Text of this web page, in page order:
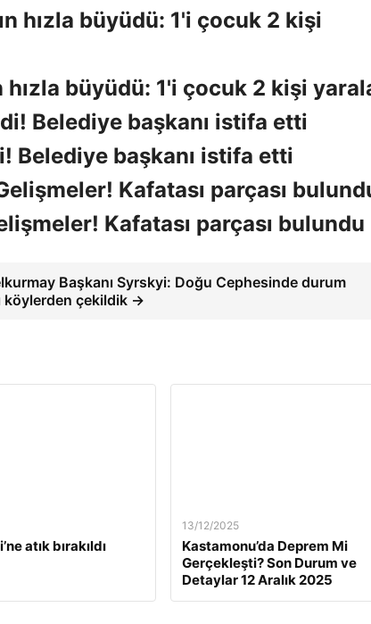
büyüdü: 1'i çocuk 2 kişi
Belediye başkanı istifa etti
Kafatası parçası bulundu
Başkanı Syrskyi: Doğu Cephesinde durum
köylerden çekildik →
atık bırakıldı
13/12/2025
Kastamonu’da Deprem Mi
Gerçekleşti? Son Durum ve
Detaylar 12 Aralık 2025